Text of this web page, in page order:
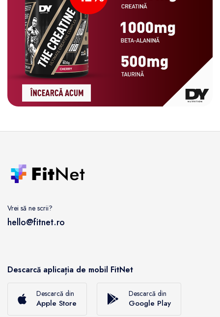
Vrei să ne scrii?
hello@fitnet.ro
Descarcă aplicația de mobil FitNet
Descarcă din
Apple Store
Descarcă din
Google Play